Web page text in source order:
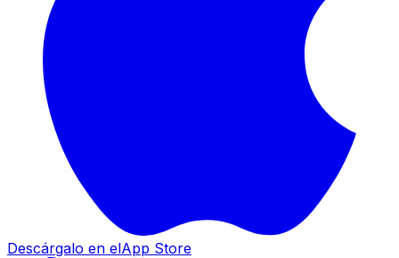
Descárgalo en elApp Store